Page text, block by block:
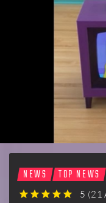
NEWS TOP NEWS
5 (21